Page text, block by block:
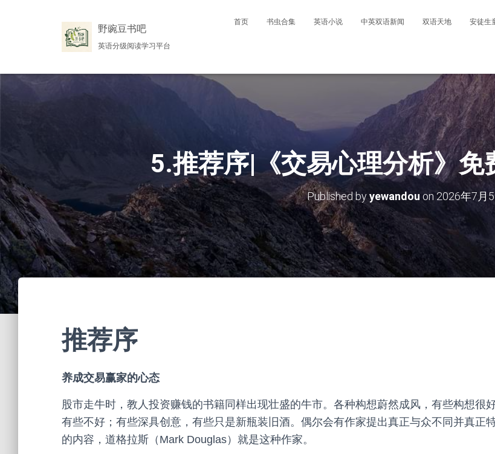
野豌豆书吧
英语分级阅读学习平台
首页 书虫合集 英语小说 中英双语新闻 双语天地 安徒生
5.推荐序|《交易心理分析》免
Published byyewandou on 2026年7月
推荐序
养成交易赢家的心态
股市走牛时，教人投资赚钱的书籍同样出现壮盛的牛市。各种构想蔚然成风，有些构想很好
有些不好；有些深具创意，有些只是新瓶装旧酒。偶尔会有作家提出真正与众不同并真正
的内容，道格拉斯（Mark Douglas）就是这种作家。